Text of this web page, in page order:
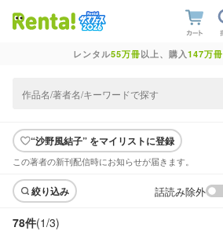
レンタル55万冊以上、購入147万冊
“沙野風結子” をマイリストに登録
この著者の新刊配信時にお知らせが届きます。
絞り込み 話読み除外
78件(1/3)